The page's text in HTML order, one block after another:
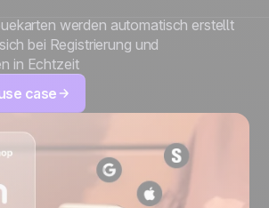
werden automatisch erstellt
bei Registrierung und
in Echtzeit
case